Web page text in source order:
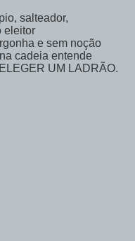
salteador,
eleitor
e sem noção
cadeia entende
UM LADRÃO.